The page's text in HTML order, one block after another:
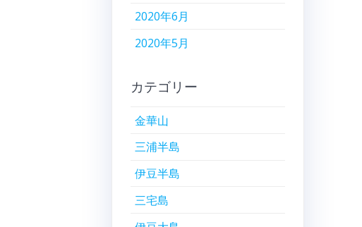
2020年6月
2020年5月
カテゴリー
金華山
三浦半島
伊豆半島
三宅島